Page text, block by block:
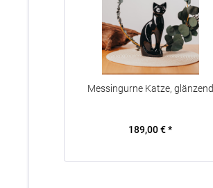
Messingurne Katze, glänzend
189,00 € *